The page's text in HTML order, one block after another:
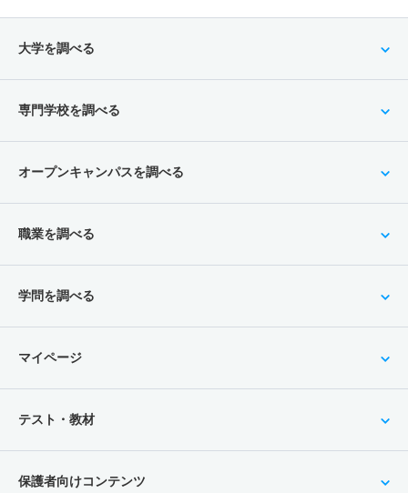
大学を調べる
専門学校を調べる
オープンキャンパスを調べる
職業を調べる
学問を調べる
マイページ
テスト・教材
保護者向けコンテンツ